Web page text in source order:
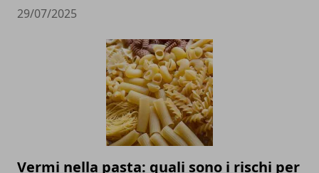
29/07/2025
Vermi nella pasta: quali sono i rischi per